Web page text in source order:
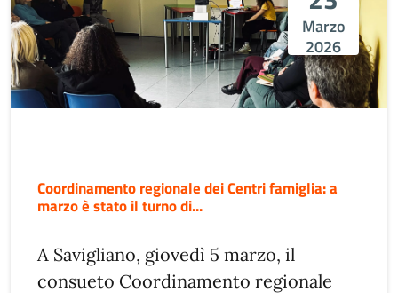
Marzo
2026
Coordinamento regionale dei Centri famiglia: a
marzo è stato il turno di...
A Savigliano, giovedì 5 marzo, il
consueto Coordinamento regionale